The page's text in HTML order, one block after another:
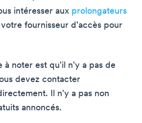
intéresser aux prolongateurs
fournisseur d'accès pour
à noter est qu'il n'y a pas de
devez contacter
Il n'y a pas non
annoncés.